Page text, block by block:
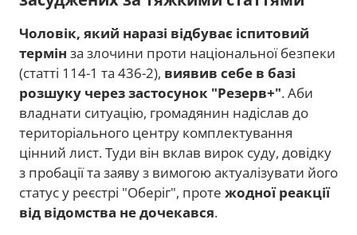
Чоловік, який наразі відбуває іспитовий
термін за злочини проти національної безпеки
(статті 114-1 та 436-2), виявив себе в базі
розшуку через застосунок "Резерв+". Аби
владнати ситуацію, громадянин надіслав до
територіального центру комплектування
цінний лист. Туди він вклав вирок суду, довідку
з пробації та заяву з вимогою актуалізувати його
статус у реєстрі "Оберіг", проте жодної реакції
від відомства не дочекався.